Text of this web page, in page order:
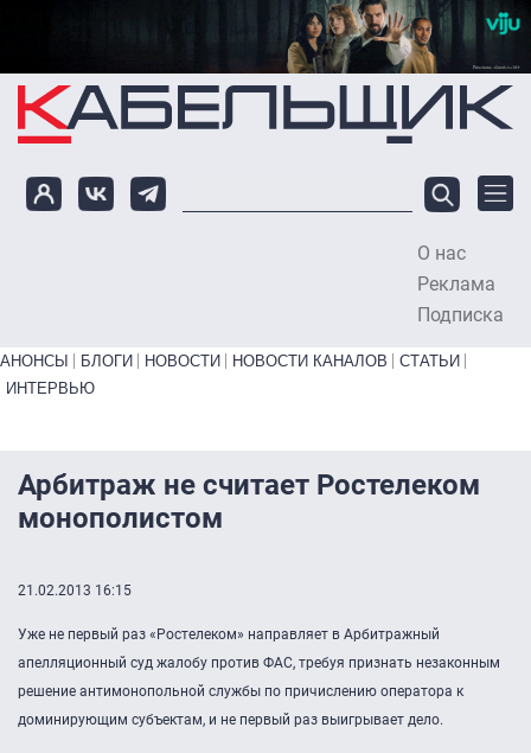
Перейти к основному содержанию
О нас
Реклама
Подписка
Primary links bottom
АНОНСЫ БЛОГИ НОВОСТИ НОВОСТИ КАНАЛОВ
СТАТЬИ
ИНТЕРВЬЮ
Арбитраж не считает Ростелеком
монополистом
21.02.2013 16:15
Уже не первый раз «Ростелеком» направляет в Арбитражный
апелляционный суд жалобу против ФАС, требуя признать незаконным
решение антимонопольной службы по причислению оператора к
доминирующим субъектам, и не первый раз выигрывает дело.